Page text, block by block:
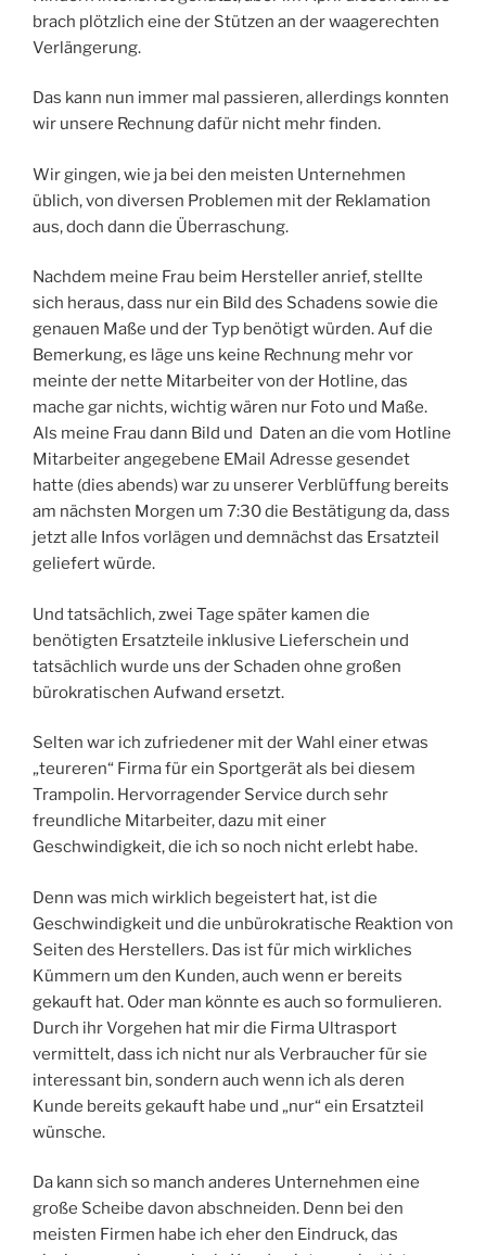
brach plötzlich eine der Stützen an der waagerechten
Verlängerung.
Das kann nun immer mal passieren, allerdings konnten
wir unsere Rechnung dafür nicht mehr finden.
Wir gingen, wie ja bei den meisten Unternehmen
üblich, von diversen Problemen mit der Reklamation
aus, doch dann die Überraschung.
Nachdem meine Frau beim Hersteller anrief, stellte
sich heraus, dass nur ein Bild des Schadens sowie die
genauen Maße und der Typ benötigt würden. Auf die
Bemerkung, es läge uns keine Rechnung mehr vor
meinte der nette Mitarbeiter von der Hotline, das
mache gar nichts, wichtig wären nur Foto und Maße.
Als meine Frau dann Bild und Daten an die vom Hotline
Mitarbeiter angegebene EMail Adresse gesendet
hatte (dies abends) war zu unserer Verblüffung bereits
am nächsten Morgen um 7:30 die Bestätigung da, dass
jetzt alle Infos vorlägen und demnächst das Ersatzteil
geliefert würde.
Und tatsächlich, zwei Tage später kamen die
benötigten Ersatzteile inklusive Lieferschein und
tatsächlich wurde uns der Schaden ohne großen
bürokratischen Aufwand ersetzt.
Selten war ich zufriedener mit der Wahl einer etwas
„teureren“ Firma für ein Sportgerät als bei diesem
Trampolin. Hervorragender Service durch sehr
freundliche Mitarbeiter, dazu mit einer
Geschwindigkeit, die ich so noch nicht erlebt habe.
Denn was mich wirklich begeistert hat, ist die
Geschwindigkeit und die unbürokratische Reaktion von
Seiten des Herstellers. Das ist für mich wirkliches
Kümmern um den Kunden, auch wenn er bereits
gekauft hat. Oder man könnte es auch so formulieren.
Durch ihr Vorgehen hat mir die Firma Ultrasport
vermittelt, dass ich nicht nur als Verbraucher für sie
interessant bin, sondern auch wenn ich als deren
Kunde bereits gekauft habe und „nur“ ein Ersatzteil
wünsche.
Da kann sich so manch anderes Unternehmen eine
große Scheibe davon abschneiden. Denn bei den
meisten Firmen habe ich eher den Eindruck, das